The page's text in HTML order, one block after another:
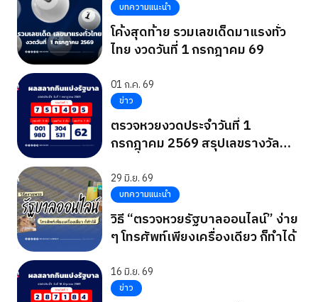
บทความแนะนำ
โค้งสุดท้าย รวมเลขเด็ดมาแรงทั่ว
ไทย งวดวันที่ 1 กรกฎาคม 69
01 ก.ค. 69
ข่าว
ตรวจหวยงวดประจำวันที่ 1
กรกฎาคม 2569 สรุปเลขรางวัล
29 มิ.ย. 69
บทความแนะนำ
วิธี “ตรวจหวยรัฐบาลออนไลน์” ง่าย
ๆ โทรศัพท์เพียงเครื่องเดียว ก็ทำได้
16 มิ.ย. 69
ข่าว